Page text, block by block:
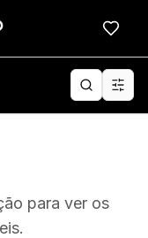
para ver os